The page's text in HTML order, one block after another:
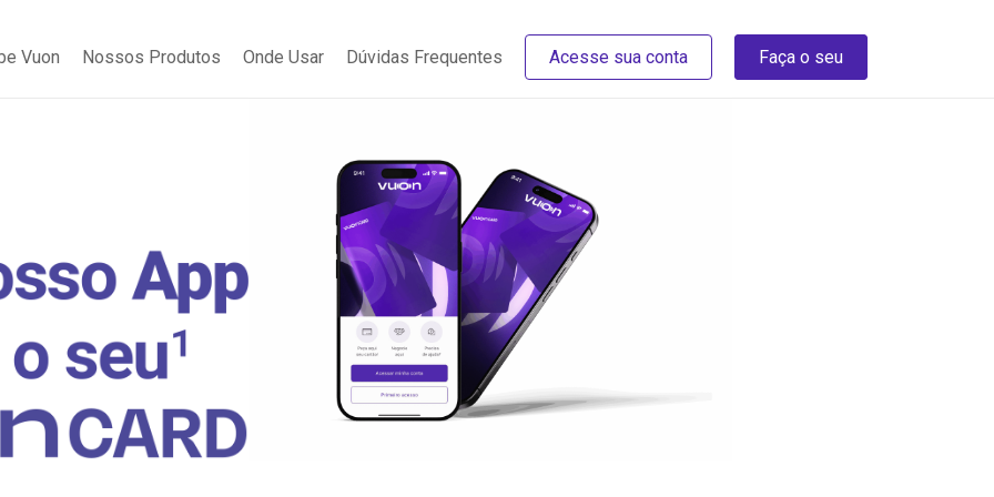
Vuon Nossos Produtos Onde Usar Dúvidas Frequentes Acesse sua conta Faça o seu